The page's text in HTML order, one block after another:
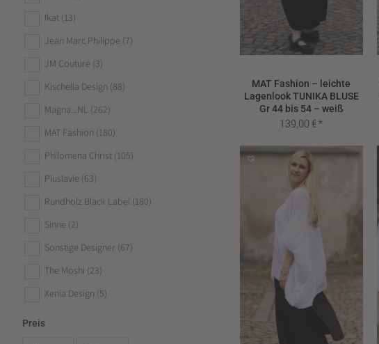
MAT Fashion – leichte
Lagenlook TUNIKA BLUSE
Gr 44 bis 54 – weiß
139,00€
Ikat (13)
Jean Marc Philippe (7)
JM Couture (3)
Kischella Design (88)
Magna...NL (262)
MAT Fashion (180)
Philomena Christ (105)
Pluslavie (63)
Rundholz Black Label (180)
Sinne (2)
Sonstige Designer (67)
The Moshi (23)
Xenia Design (5)
Preis